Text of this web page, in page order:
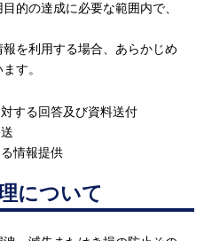
的の達成に必要な範囲内で、
を利用する場合、あらかじめ
す。
する回答及び資料送付
情報提供
について